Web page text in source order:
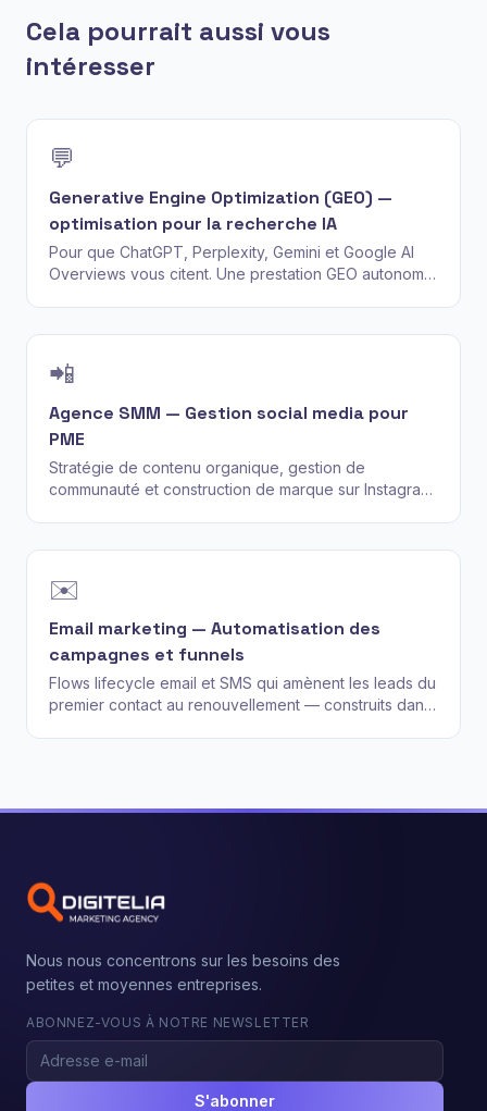
Cela pourrait aussi vous
intéresser
💬
Generative Engine Optimization (GEO) —
optimisation pour la recherche IA
Pour que ChatGPT, Perplexity, Gemini et Google AI
Overviews vous citent. Une prestation GEO autonome
📲
Agence SMM — Gestion social media pour
PME
Stratégie de contenu organique, gestion de
communauté et construction de marque sur Instagram,
✉️
Email marketing — Automatisation des
campagnes et funnels
Flows lifecycle email et SMS qui amènent les leads du
premier contact au renouvellement — construits dans
Nous nous concentrons sur les besoins des
petites et moyennes entreprises.
ABONNEZ-VOUS À NOTRE NEWSLETTER
S'abonner